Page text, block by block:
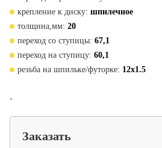
крепление к диску: шпилечное
толщина,мм: 20
переход со ступицы: 67,1
переход на ступицу: 60,1
резьба на шпильке/футорке: 12x1.5
-
Заказать